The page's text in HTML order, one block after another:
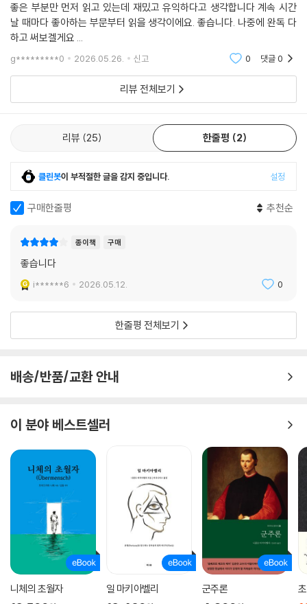
[나의 무지를 아는 것이 진정한 용기다]
“자네는 하늘을 나는 법을 아는가?” “모릅니다.” 알키비아데스는 씁쓸한
“흥미롭군.” 소크라테스가 말했다.
“자네는 하늘을 나는 법을 모르지만 모른다는 사실만큼은 조금도 헷갈리
지 않지. 왜 그럴까? 안다고 착각한 채 덤비면, 무지한 상태로 섣불리 결정
로 판단하면 전문가의 도움이라도 구하게 되지. 예컨대 약에 관해 아무것
도 모른다면 의사를 찾을 걸세. 반면 의사도 아니면서 의학 지식이 있다고
들 수 있지. 자신의 무지를 모르는 사람은 친구 하나가 아니라 도시 전체를
위험에 빠뜨릴 수 있네.”
이솝 우화에 따르면, 인간은 태어날 때 목에 두 개의 주머니를 달고 나온다.
하나는 코 밑에, 다른 하나는 뒤통수에 매달려 있다. 코 밑의 커다란 주머니
에는 타인의 결점이, 뒤통수의 작은 주머니에는 자기 자신의 결점이 담겨
하도록 태어났다. 캐나다 워털루 대학교에서 지혜를 연구한 이고르 그로스
만은 사람들이 자기 문제보다 타인의 문제를 훨씬 더 현명하게 판단한다는
단에는 ‘자기 자신의 문제’로 상상하게 했다. 결과는 분명했다. 타인의 문제
--- 「6장·내 마음과 거리를 두어라」 중에서
[겪어본 적도 없는 죽음을 굳이 왜 두려워하는가]
“산 자에게도 죽은 자에게도 죽음은 존재하지 않는다는 걸세.”
“어째서 그렇습니까?” 알키비아데스가 멍한 표정으로 물었다.
“산 자는 아직 죽음을 맞이하지 않았으니 죽음을 경험한 게 아니야. 죽은
자는 이미 존재하지 않으니 아무것도 경험할 수 없지. 살아 있는 동안은 죽
음을 경험할 수 없고, 죽고 나면 경험의 주체가 사라지네.” 소크라테스가
이어서 말했다. “죽음을 삶 속의 사건처럼 여기고 두려워하는 것은, 용이나
켄타우로스 같은 상상 속 동물을 두려워하는 것과 같아. 이야기로는 나눌
수 있어도, 살아생전 그 동물을 만날 일은 없지. 죽음의 경험도 마찬가지로
마 잡스가 진짜로 부러워한 것은 한 철학자의 지식이 아니라 사람의 생각
을 뿌리부터 뒤흔드는 질문의 힘이었을 것이다. 지금 우리에게 부족한 것
도 어쩌면 바로 그것이다. 정보는 넘치고, 조언은 사방에서 쏟아진다. 그런
데 삶은 더 또렷해지기보다 더 쉽게 흔들린다. 누군가의 말 한마디에 무너
지고, 아직 오지 않은 미래를 먼저 두려워하고, 감정이 지나간 자리에 남은
해석을 진실로 믿는다. 이 책은 바로 그 지점을 정확히 파고든다. 소크라테
스를 박제된 고전의 지혜자가 아니라, 혼란한 시대에 인간의 생각을 다시
훈련시킨 가장 현실적인 스승으로 되살려낸다.
내 생각을 다시 투명하게 들여다보게 하는 책
편집자로서 이런 책을 만날 때 가장 반가운 순간은, 익숙한 인물을 완전히
하게 소비되기 쉬운 이름이다. 명언 몇 줄, 철학사 속 상징, ‘너 자신을 알라’
않는다. 대신 소크라테스를 아테네의 거리와 법정, 사랑과 우정, 분노와 죽
음의 장면 속으로 다시 불러낸다. 그리고 독자에게 조언하지 않는다. 더 정
“그건 사실인가, 아니면 네 해석인가?”
“너는 지금 알고 있는가, 아니면 단정하고 있는가?”
아니라 내 생각을 법정에 세워 다시 따져보게 하는 질문으로 다가온다. 그
래서 이 책은 철학책이면서 동시에 불안, 분노, 자기합리화, 관계의 오해를
현대 인지행동치료의 언어와 연결해 풀어낸 것도 이 책을 더욱 강력하게
만든다.
읽으면서 일상에 바로 적용해보는
생각의 산파술 10가지
이 책을 특히 아끼게 되는 이유는, 좋은 해설에서 멈추지 않기 때문이다. 한
국어판에는 특별부록 ‘10가지 생각의 산파술’이 수록돼 있어 소크라테스
의 사유를 단지 이해하는 데서 끝나지 않고 독자가 자기 삶에 곧바로 적용
해보게 만든다. 화가 날 때는 내가 상처받은 사실과 그렇게 해석한 감정을
가르게 하고, 불안이 밀려올 때는 아직 오지 않은 미래를 내가 먼저 재앙으
로 확정한 것은 아닌지 되묻게 하며, 미루고 싶은 순간에는 지금의 작은 위
좋은 부분만 먼저 읽고 있는데 재밌고 유익하다고 생각합니다 계속 시간
날 때마다 좋아하는 부문부터 읽을 생각이에요. 좋습니다. 나중에 완독 다
하고 써보겔게요 ...
g*********0 2026.05.26. 신고 0 댓글0
리뷰 전체보기
리뷰 25 한줄평 2
클린봇이 부적절한 글을 감지 중입니다. 설정
구매한줄평 추천순
종이책 구매
좋습니다
i******6 2026.05.12. 0
한줄평 전체보기
배송/반품/교환 안내
이 분야 베스트셀러
니체의 초월자 일 마키아벨리 군주론